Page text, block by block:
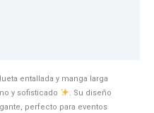
entallada y manga larga
y sofisticado
. Su diseño
perfecto para eventos